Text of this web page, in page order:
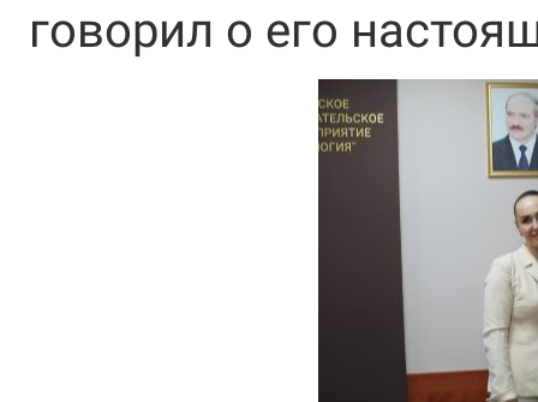
говорил о его